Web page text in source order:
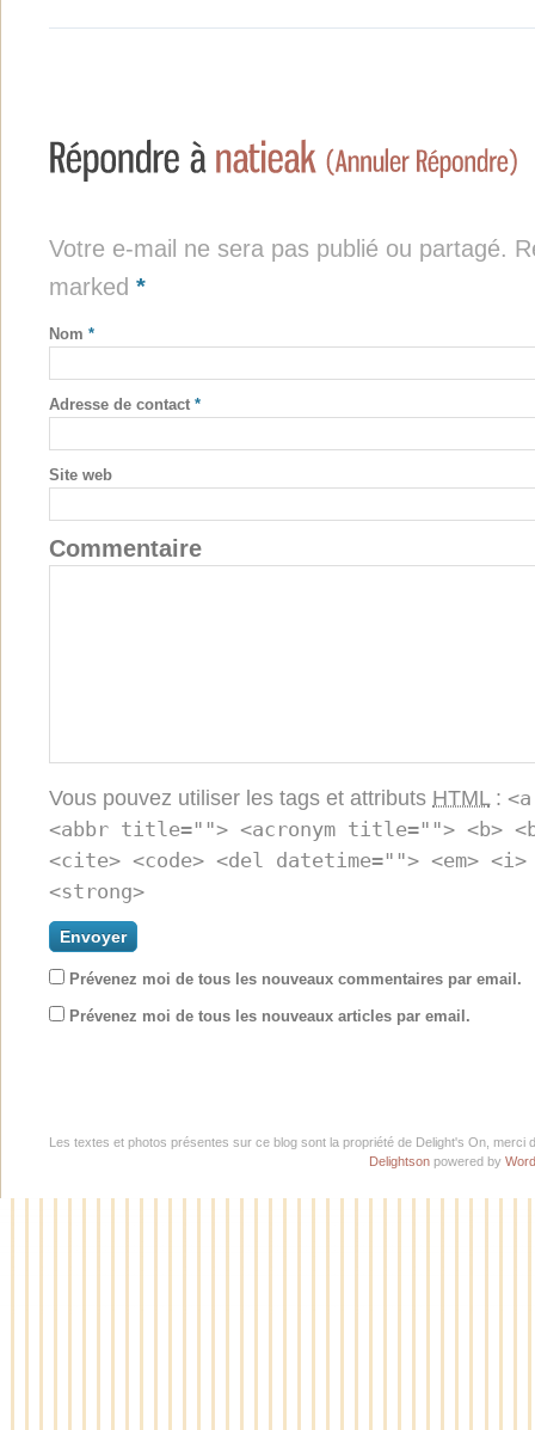
Votre e-mail ne sera pas publié ou partagé.
marked *
Nom *
Adresse de contact *
Site web
Commentaire
Vous pouvez utiliser les tags et attributs HTML:
<abbr title=""> <acronym title=""> <b>
<cite> <code> <del datetime=""> <em>
<strong>
Prévenez moi de tous les nouveaux commentaires par email.
Prévenez moi de tous les nouveaux articles par email.
Les textes et photos présentes sur ce blog sont la propriété de Delight's On,
Delightson powered by